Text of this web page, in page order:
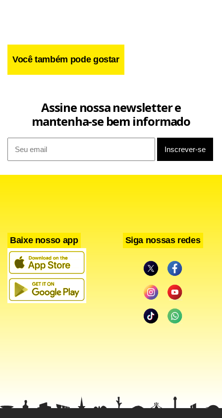
Os danos parecem ter se resumido a árvores caídas, linhas
elétricas interrompidas, janelas quebradas e alguns
Em 2003, o furacão Fabian, a mais forte tempestade a
atingir Bermudas em 50 anos, matou quatro pessoas e
causou prejuízos de US$ 500 milhões. O Florence estava
cerca de 1.150 quilômetros a sudoeste de Cabo Race, na
província de Newfoundland, ao meio-dia (horário de
Você também pode gostar
Assine nossa newsletter e
mantenha-se bem informado
Baixe nosso app Siga nossas redes